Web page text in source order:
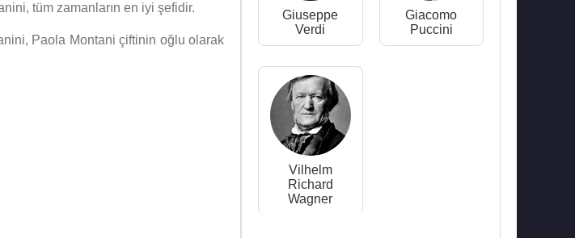
tüm zamanların en iyi şefidir.
Paola Montani çiftinin oğlu olarak
Giuseppe
Verdi
Giacomo
Puccini
Vilhelm
Richard
Wagner